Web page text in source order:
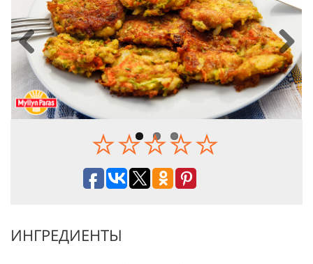
Previous Next
ИНГРЕДИЕНТЫ